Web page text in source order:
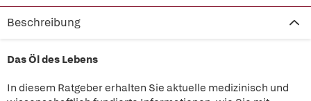
Beschreibung
Das Öl des Lebens
In diesem Ratgeber erhalten Sie aktuelle medizinisch und